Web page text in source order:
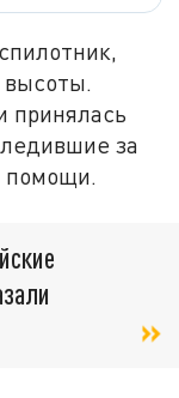
высоты.
принялась
за
помощи.